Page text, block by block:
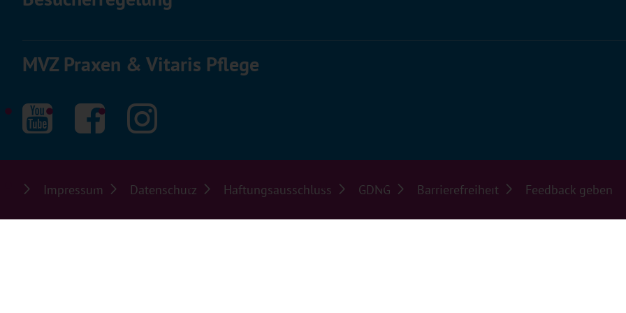
MVZ Praxen & Vitaris Pflege
Impressum Datenschutz Haftungsausschluss GDNG Barrierefreiheit Feedback geben